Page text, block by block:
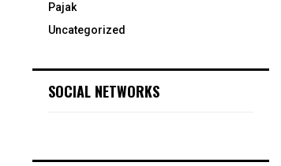
Pajak
Uncategorized
SOCIAL NETWORKS